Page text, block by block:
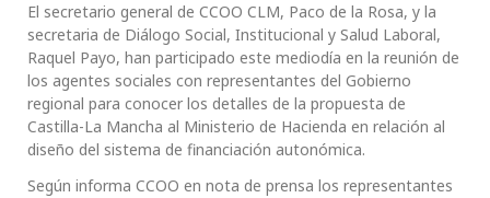
El secretario general de CCOO CLM, Paco de la Rosa, y la
secretaria de Diálogo Social, Institucional y Salud Laboral,
Raquel Payo, han participado este mediodía en la reunión de
los agentes sociales con representantes del Gobierno
regional para conocer los detalles de la propuesta de
Castilla-La Mancha al Ministerio de Hacienda en relación al
diseño del sistema de financiación autonómica.
Según informa CCOO en nota de prensa los representantes